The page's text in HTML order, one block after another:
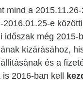
mind a
2016.01.25-e
időszak még 2015-
kizárásához,
és a
2016-ban kell